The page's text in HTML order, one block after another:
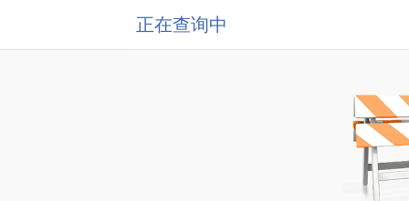
正在查询中